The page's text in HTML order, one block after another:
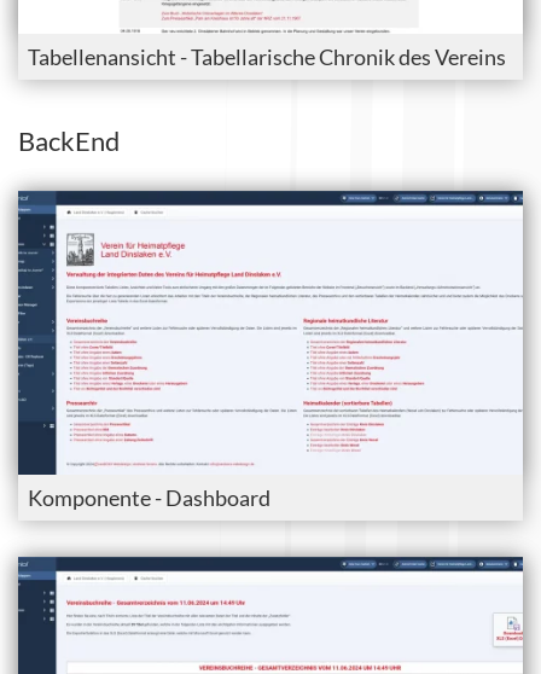
Tabellenansicht - Tabellarische Chronik des Vereins
BackEnd
Komponente - Dashboard